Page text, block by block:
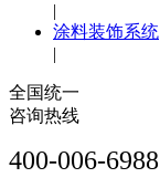
|
涂料装饰系统
|
全国统一
咨询热线
400-006-6988